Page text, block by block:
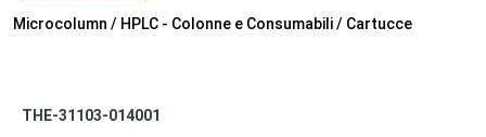
Microcolumn / HPLC - Colonne e Consumabili/ Cartucce
THE-31103-014001